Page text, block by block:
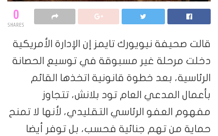
0
SHARES
قالت صحيفة نيويورك تايمز إن الإدارة الأمريكية
دخلت مرحلة غير مسبوقة في توسيع الحصانة
الرئاسية، بعد خطوة قانونية اتخذها القائم
بأعمال المدعي العام تود بلانش، تتجاوز
مفهوم العفو الرئاسي التقليدي، لأنها لا تمنح
حماية من تهم جنائية فحسب، بل توفر أيضا